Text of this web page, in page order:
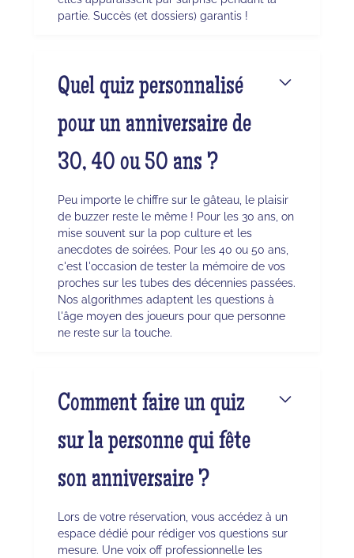
partie. Succès (et dossiers) garantis !
Quel quiz personnalisé
pour un anniversaire de
30, 40 ou 50 ans ?
Peu importe le chiffre sur le gâteau, le plaisir
de buzzer reste le même ! Pour les 30 ans, on
mise souvent sur la pop culture et les
anecdotes de soirées. Pour les 40 ou 50 ans,
c'est l'occasion de tester la mémoire de vos
proches sur les tubes des décennies passées.
Nos algorithmes adaptent les questions à
l'âge moyen des joueurs pour que personne
ne reste sur la touche.
Comment faire un quiz
sur la personne qui fête
son anniversaire ?
Lors de votre réservation, vous accédez à un
espace dédié pour rédiger vos questions sur
mesure. Une voix off professionnelle les